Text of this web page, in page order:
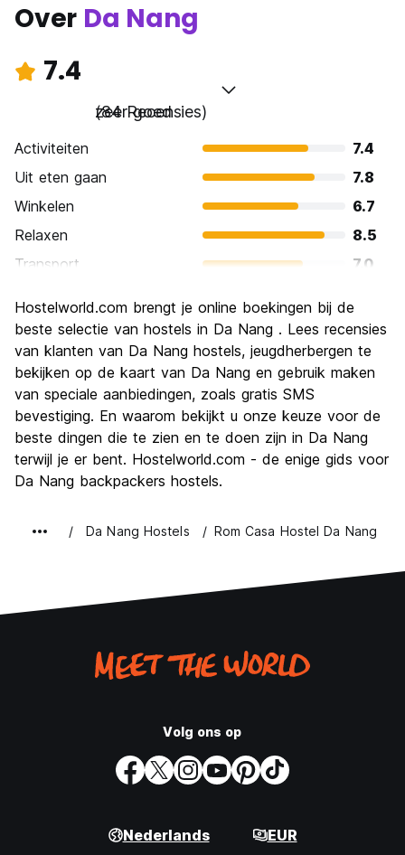
Over Da Nang
7.4
zeer goed
(84 Recensies)
Activiteiten
7.4
Uit eten gaan
7.8
Winkelen
6.7
Relaxen
8.5
Transport
7.0
Cultuur
7.3
Uitgaan
7.1
Waarde voor uw geld
7.9
Hostelworld.com brengt je online boekingen bij de
beste selectie van hostels in Da Nang . Lees recensies
van klanten van Da Nang hostels, jeugdherbergen te
bekijken op de kaart van Da Nang en gebruik maken
van speciale aanbiedingen, zoals gratis SMS
bevestiging. En waarom bekijkt u onze keuze voor de
beste dingen die te zien en te doen zijn in Da Nang
terwijl je er bent. Hostelworld.com - de enige gids voor
Da Nang backpackers hostels.
Da Nang Hostels Rom Casa Hostel Da Nang
Volg ons op
Nederlands EUR